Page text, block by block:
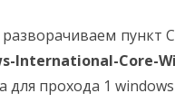
International-Core-
прохода 1